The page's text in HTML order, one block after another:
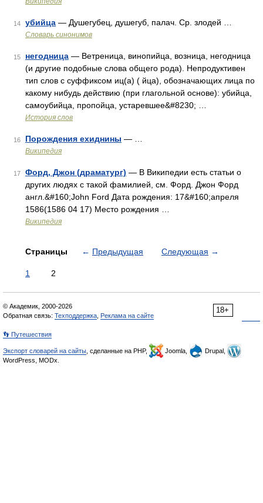
14 убийца — Душегубец, душегуб, палач. Ср. злодей …
Словарь синонимов
15 негодница — Ветреница, винопийца, возница, негодница
(и другие подобные слова общего рода). Непродуктивен
тип слов с суффиксом иц(а) ( йца), обозначающих лица по
какому нибудь действию (при глагольной основе): убийца,
самоубийца, пропойца, устаревшее&#8230; …
История слов
16 Порождения ехиднины — …
Википедия
17 Форд, Джон (драматург) — В Википедии есть статьи о
других людях с такой фамилией, см. Форд. Джон Форд
англ.&#160;John Ford Дата рождения: 17&#160;апреля
1586(1586 04 17) Место рождения …
Википедия
Страницы ← Предыдущая Следующая →
1 2
18+
© Академик, 2000-2026
Обратная связь: Техподдержка Реклама на сайте
👣 Путешествия
Экспорт словарей на сайты , сделанные на PHP, Joomla,
Drupal,
WordPress, MODx.